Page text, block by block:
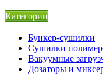
Категории
Бункер-сушилки
Сушилки
Вакуумные
Дозаторы и